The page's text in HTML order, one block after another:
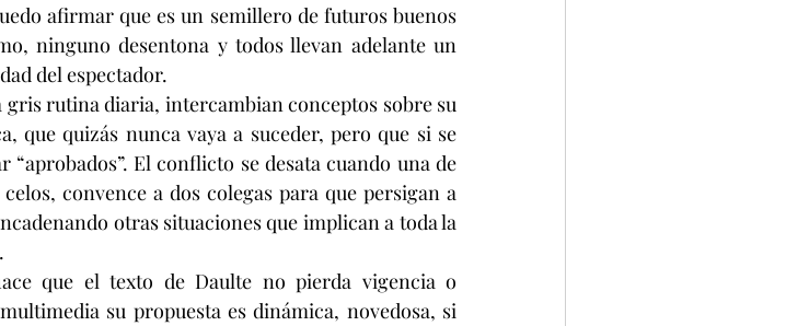
afirmar que es un semillero de futuros buenos
ninguno desentona y todos llevan adelante un
del espectador.
gris rutina diaria, intercambian conceptos sobre su
que quizás nunca vaya a suceder, pero que si se
El conflicto se desata cuando una de
convence a dos colegas para que persigan a
otras situaciones que implican a toda la
que el texto de Daulte no pierda vigencia o
su propuesta es dinámica, novedosa, si